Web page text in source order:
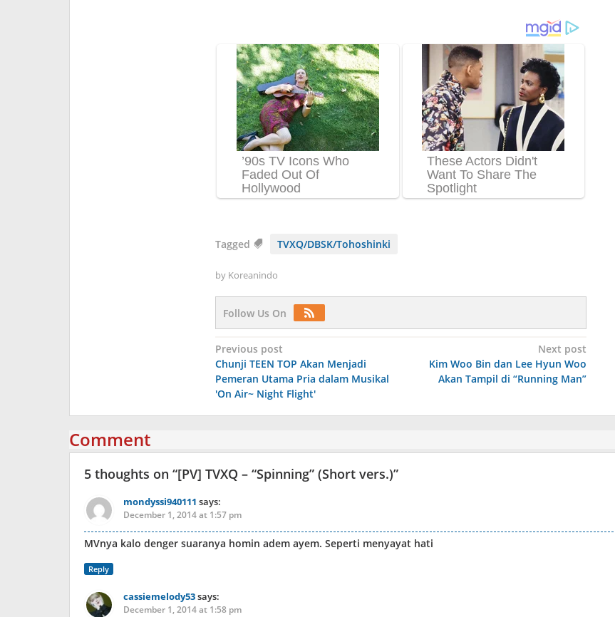
Tagged TVXQ/DBSK/Tohoshinki
by Koreanindo
Follow Us On
Post
navigation
Previous post
Chunji TEEN TOP Akan Menjadi
Pemeran Utama Pria dalam Musikal
'On Air~ Night Flight'
Next post
Kim Woo Bin dan Lee Hyun Woo
Akan Tampil di “Running Man”
Comment
5 thoughts on “[PV] TVXQ – “Spinning” (Short vers.)”
mondyssi940111 says:
December 1, 2014 at 1:57 pm
MVnya kalo denger suaranya homin adem ayem. Seperti menyayat hati
Reply
cassiemelody53says:
December 1, 2014 at 1:58 pm